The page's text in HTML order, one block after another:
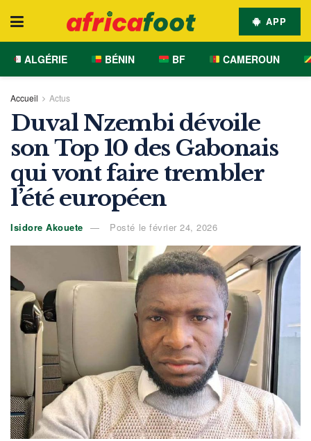
APP
ALGÉRIE BÉNIN BF CAMEROUN
Accueil Actus
Duval Nzembi dévoile
son Top 10 des Gabonais
qui vont faire trembler
l’été européen
Isidore Akouete Posté le février 24, 2026